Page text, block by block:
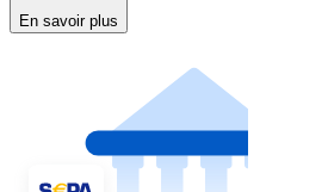
En savoir plus